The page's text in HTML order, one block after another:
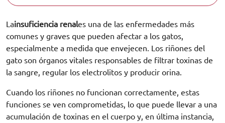
Lainsuficiencia renales una de las enfermedades más
comunes y graves que pueden afectar a los gatos,
especialmente a medida que envejecen. Los riñones del
gato son órganos vitales responsables de filtrar toxinas de
la sangre, regular los electrolitos y producir orina.
Cuando los riñones no funcionan correctamente, estas
funciones se ven comprometidas, lo que puede llevar a una
acumulación de toxinas en el cuerpo y, en última instancia,